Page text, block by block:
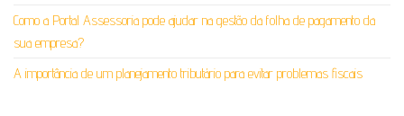
Como a Portal Assessoria pode ajudar na gestão da folha de pagamento da
sua empresa?
A importância de um planejamento tributário para evitar problemas fiscais